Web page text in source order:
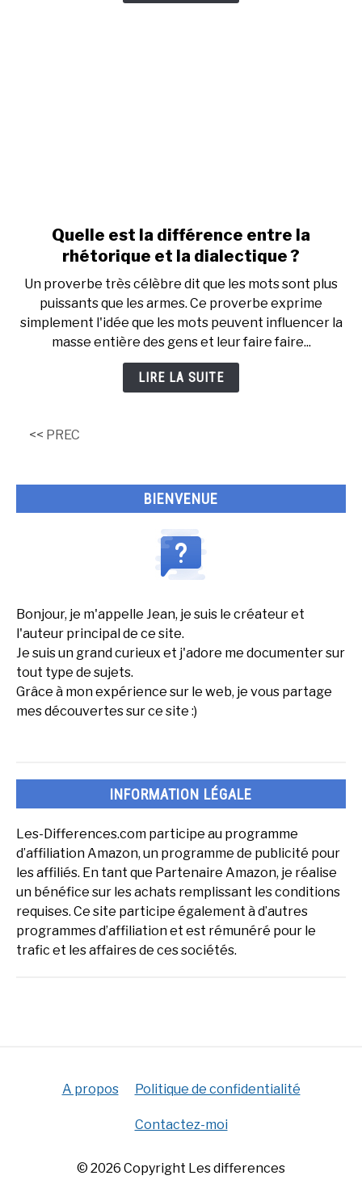
link
to
est
la
différence
entre
la
rhétorique
Quelle est la différence entre la
rhétorique et la dialectique ?
Un proverbe très célèbre dit que les mots sont plus
puissants que les armes. Ce proverbe exprime
simplement l'idée que les mots peuvent influencer la
masse entière des gens et leur faire faire...
LIRE LA SUITE
<< PREC
BIENVENUE
Bonjour, je m'appelle Jean, je suis le créateur et
l'auteur principal de ce site.
Je suis un grand curieux et j'adore me documenter sur
tout type de sujets.
Grâce à mon expérience sur le web, je vous partage
mes découvertes sur ce site :)
INFORMATION LÉGALE
Les-Differences.com participe au programme
d’affiliation Amazon, un programme de publicité pour
les affiliés. En tant que Partenaire Amazon, je réalise
un bénéfice sur les achats remplissant les conditions
requises. Ce site participe également à d’autres
programmes d’affiliation et est rémunéré pour le
trafic et les affaires de ces sociétés.
A propos Politique de confidentialité
Contactez-moi
© 2026 Copyright Les differences